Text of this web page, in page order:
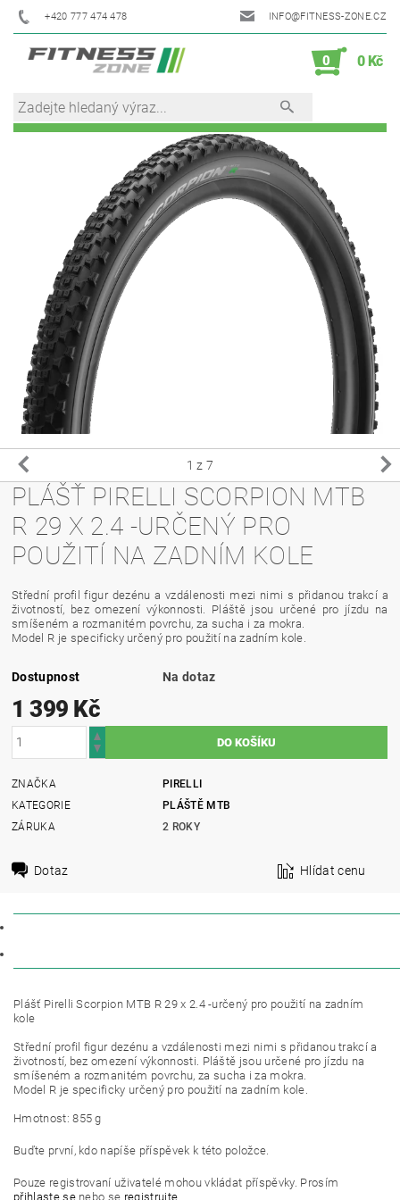
+420 777 474 478 INFO@FITNESS-ZONE.CZ
0 0 Kč
1 z 7
PLÁŠŤ PIRELLI SCORPION MTB
R 29 X 2.4 -URČENÝ PRO
POUŽITÍ NA ZADNÍM KOLE
Střední profil figur dezénu a vzdálenosti mezi nimi s přidanou trakcí a
životností, bez omezení výkonnosti. Pláště jsou určené pro jízdu na
smíšeném a rozmanitém povrchu, za sucha i za mokra.
Model R je specificky určený pro použití na zadním kole.
Dostupnost Na dotaz
1 399 Kč
ZNAČKA
PIRELLI
KATEGORIE
PLÁŠTĚ MTB
ZÁRUKA
2 ROKY
Dotaz Hlídat cenu
Plášť Pirelli Scorpion MTB R 29 x 2.4 -určený pro použití na zadním
kole
Střední profil figur dezénu a vzdálenosti mezi nimi s přidanou trakcí a
životností, bez omezení výkonnosti. Pláště jsou určené pro jízdu na
smíšeném a rozmanitém povrchu, za sucha i za mokra.
Model R je specificky určený pro použití na zadním kole.
Hmotnost: 855 g
Buďte první, kdo napíše příspěvek k této položce.
Pouze registrovaní uživatelé mohou vkládat příspěvky. Prosím
přihlaste senebo se registrujte